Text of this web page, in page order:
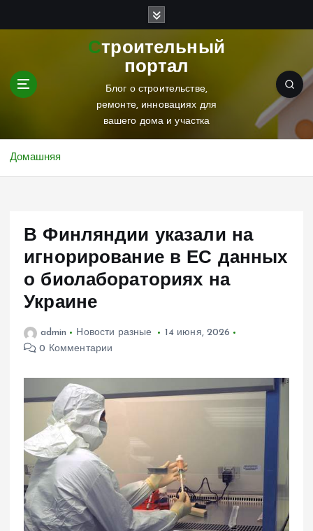
Строительный
портал
Блог о строительстве,
ремонте, инновациях для
вашего дома и участка
Домашняя
В Финляндии указали на
игнорирование в ЕС данных
о биолабораториях на
Украине
admin Новости разные
14 июня, 2026
0 Комментарии